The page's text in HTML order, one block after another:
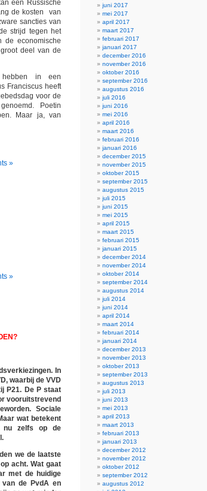
een Russische
de kosten van
sancties van
strijd tegen het
de economische
deel van de
hebben in een
Franciscus heeft
voor de
Poetin
Maar ja, van
»
»
In
waarbij de VVD
P21. De P staat
vooruitstrevend
Sociale
wat betekent
nu zelfs op de
we de laatste
acht. Wat gaat
met de huidige
van de PvdA en
juni 2017
mei 2017
april 2017
maart 2017
februari 2017
januari 2017
december 2016
november 2016
oktober 2016
september 2016
augustus 2016
juli 2016
juni 2016
mei 2016
april 2016
maart 2016
februari 2016
januari 2016
december 2015
november 2015
oktober 2015
september 2015
augustus 2015
juli 2015
juni 2015
mei 2015
april 2015
maart 2015
februari 2015
januari 2015
december 2014
november 2014
oktober 2014
september 2014
augustus 2014
juli 2014
juni 2014
april 2014
maart 2014
februari 2014
januari 2014
december 2013
november 2013
oktober 2013
september 2013
augustus 2013
juli 2013
juni 2013
mei 2013
april 2013
maart 2013
februari 2013
januari 2013
december 2012
november 2012
oktober 2012
september 2012
augustus 2012